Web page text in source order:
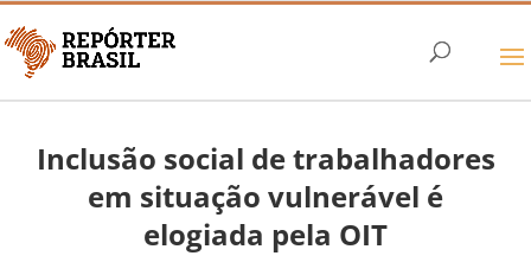
Inclusão social de trabalhadores
em situação vulnerável é
elogiada pela OIT